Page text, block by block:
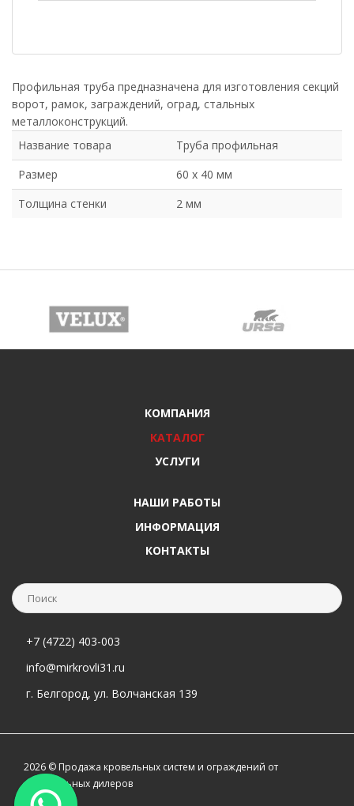
Профильная труба предназначена для изготовления секций
ворот, рамок, заграждений, оград, стальных
металлоконструкций.
Название товара
Труба профильная
Размер
60 х 40 мм
Толщина стенки
2 мм
КОМПАНИЯ
КАТАЛОГ
УСЛУГИ
НАШИ РАБОТЫ
ИНФОРМАЦИЯ
КОНТАКТЫ
+7 (4722) 403-003
info@mirkrovli31.ru
г. Белгород, ул. Волчанская 139
2026 © Продажа кровельных систем и ограждений от
официальных дилеров